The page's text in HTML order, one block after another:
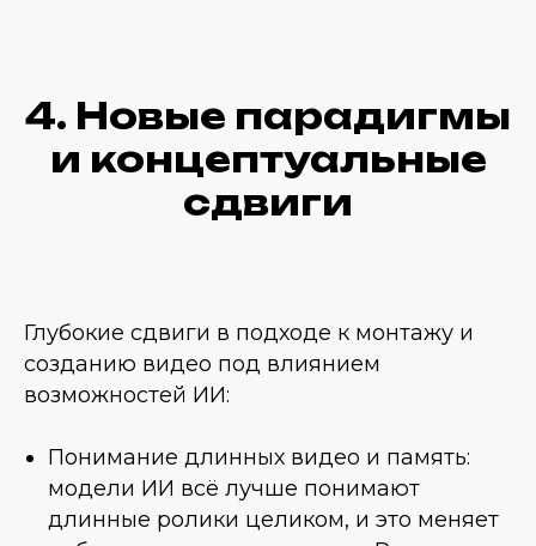
4. Новые парадигмы
и концептуальные
сдвиги
Глубокие сдвиги в подходе к монтажу и
созданию видео под влиянием
возможностей ИИ:
Понимание длинных видео и память:
модели ИИ всё лучше понимают
длинные ролики целиком, и это меняет